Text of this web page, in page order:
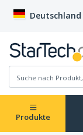
Deutschland
Produkte